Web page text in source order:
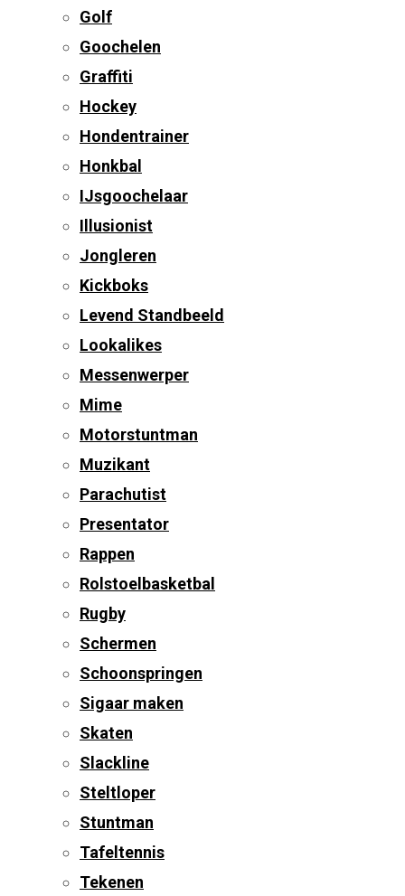
Golf
Goochelen
Graffiti
Hockey
Hondentrainer
Honkbal
IJsgoochelaar
Illusionist
Jongleren
Kickboks
Levend Standbeeld
Lookalikes
Messenwerper
Mime
Motorstuntman
Muzikant
Parachutist
Presentator
Rappen
Rolstoelbasketbal
Rugby
Schermen
Schoonspringen
Sigaar maken
Skaten
Slackline
Steltloper
Stuntman
Tafeltennis
Tekenen